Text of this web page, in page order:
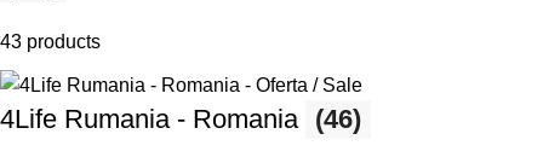
43 products
4Life Rumania - Romania (46)